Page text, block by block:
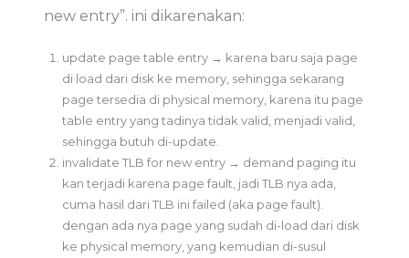
new entry”. ini dikarenakan:
update page table entry → karena baru saja page
di load dari disk ke memory, sehingga sekarang
page tersedia di physical memory, karena itu page
table entry yang tadinya tidak valid, menjadi valid,
sehingga butuh di-update.
invalidate TLB for new entry → demand paging itu
kan terjadi karena page fault, jadi TLB nya ada,
cuma hasil dari TLB ini failed (aka page fault).
dengan ada nya page yang sudah di-load dari disk
ke physical memory, yang kemudian di-susul